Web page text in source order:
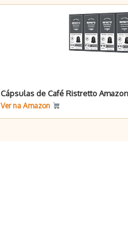
Cápsulas de Café Ristretto
Ver na Amazon